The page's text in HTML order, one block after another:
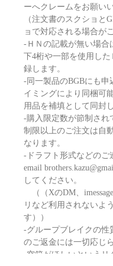
ーへクレームをお願い
（注文書のスクショと
ョで対応される場合が
-ＨＮの記載が無い場合
下4桁や一部を使用した
録します。
-同一製品のBGBにも申
イミングにより同梱可
用品を補填として同封
-購入限定数が節制され
制限以上のご注文は自
なります。
-ドラフト形式などのご
email
してください。
（（XのDM、
リなど利用されないよ
す））
-グループブレイクの性
のご返金には一切応じ
-空箱がほしいというリ